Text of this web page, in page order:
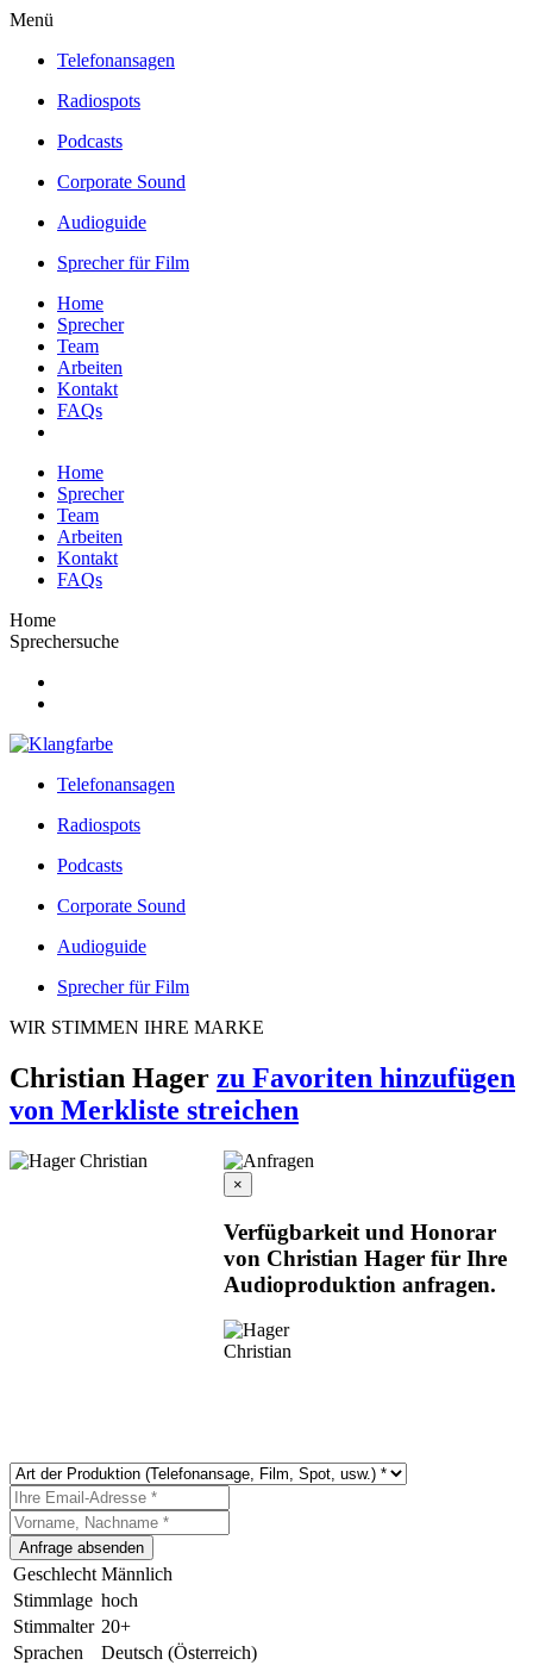
Menü
Telefonansagen
Radiospots
Podcasts
Corporate Sound
Audioguide
Sprecher für Film
Home
Sprecher
Team
Arbeiten
Kontakt
FAQs
Home
Sprecher
Team
Arbeiten
Kontakt
FAQs
Home
Sprechersuche
Telefonansagen
Radiospots
Podcasts
Corporate Sound
Audioguide
Sprecher für Film
WIR STIMMEN IHRE MARKE
Christian Hager zu Favoriten hinzufügen
von Merkliste streichen
×
Verfügbarkeit und Honorar
von Christian Hager für Ihre
Audioproduktion anfragen.
Geschlecht Männlich
Stimmlage hoch
Stimmalter 20+
Sprachen
Deutsch (Österreich)